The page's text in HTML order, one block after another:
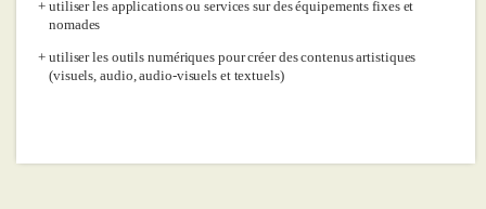
utiliser les applications ou services sur des équipements fixes et
nomades
utiliser les outils numériques pour créer des contenus artistiques
(visuels, audio, audio-visuels et textuels)